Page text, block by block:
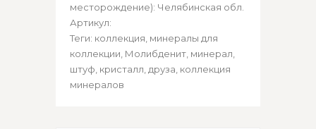
месторождение): Челябинская обл.
Артикул:
Теги: коллекция минералы для
коллекции Молибденит минерал
штуф кристалл друза коллекция
минералов